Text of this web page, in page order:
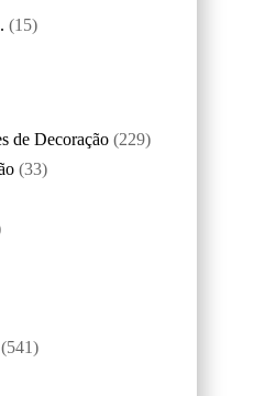
(15)
de Decoração (229)
(33)
(541)